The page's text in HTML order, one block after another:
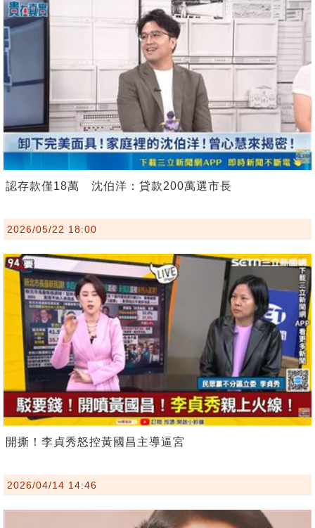
認存款僅18萬 沈伯洋：貸款200萬選市長
2026/05/22 18:00
開撕！李貞秀怒控黃國昌主導逼宮
2026/04/14 14:46